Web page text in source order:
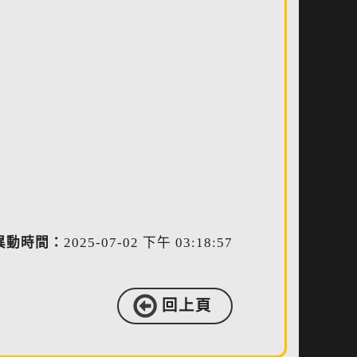
動時間： 2025-07-02 下午 03:18:57
回上頁